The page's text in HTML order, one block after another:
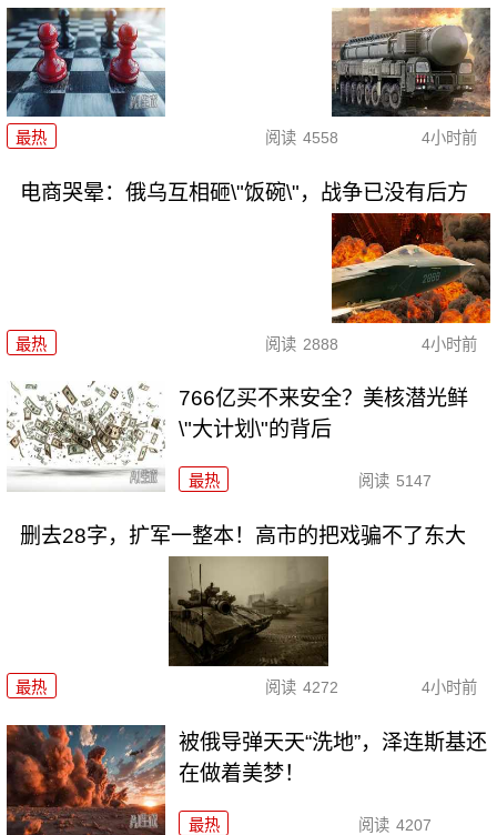
最热 阅读 4558 4小时前
电商哭晕：俄乌互相砸\"饭碗\"，战争已没有后方
最热 阅读 2888 4小时前
766亿买不来安全？美核潜光鲜
\"大计划\"的背后
最热 阅读 5147
删去28字，扩军一整本！高市的把戏骗不了东大
最热 阅读 4272 4小时前
被俄导弹天天“洗地”，泽连斯基还
在做着美梦！
最热 阅读 4207